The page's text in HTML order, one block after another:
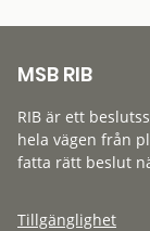
MSB RIB
RIB är ett
hela vägen från
fatta rätt beslut
Tillgänglighet